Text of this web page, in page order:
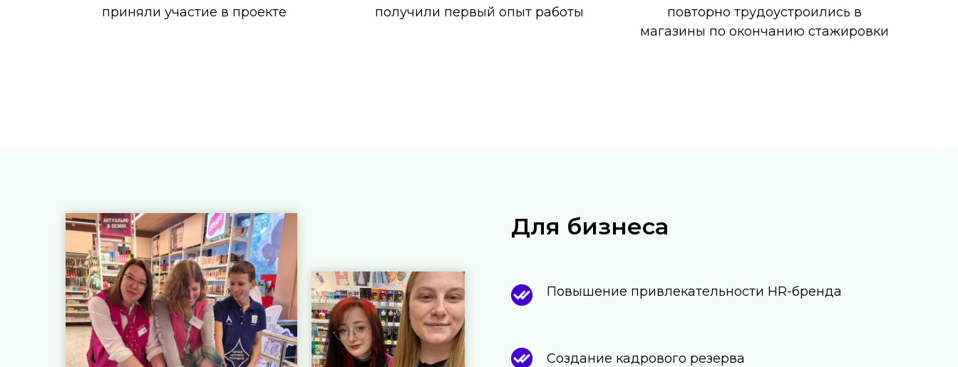
приняли участие в проекте получили первый опыт работы
повторно трудоустроились в
магазины по окончанию стажировки
Для бизнеса
Повышение привлекательности HR-бренда
Создание кадрового резерва